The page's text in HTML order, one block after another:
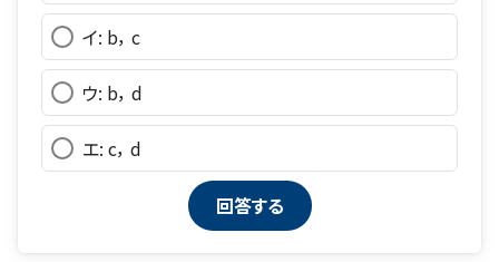
イ: b， c
ウ: b， d
エ: c， d